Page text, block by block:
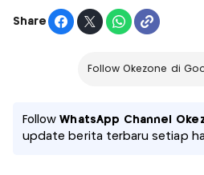
Share
Follow Okezone di
FollowWhatsApp Channel
update berita terbaru setiap